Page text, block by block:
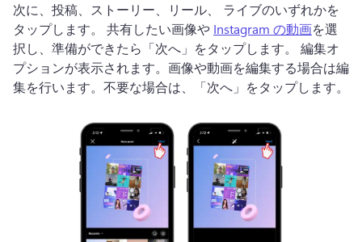
次に、投稿、ストーリー、リール、 ライブのいずれかを
タップします。 共有したい画像や Instagram の動画を選
択し、準備ができたら「次へ」をタップします。 編集オ
プションが表示されます。 画像や動画を編集する場合は編
集を行います。不要な場合は、「次へ」をタップします。